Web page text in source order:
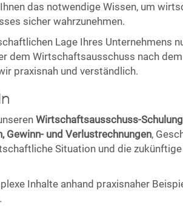
das notwendige Wissen, um
sicher wahrzunehmen.
Lage Ihres Unternehmens
dem Wirtschaftsausschuss nach dem
praxisnah und verständlich.
Wirtschaftsausschuss-
Gewinn- und Verlustrechnungen,
Situation und die
Inhalte anhand praxisnaher